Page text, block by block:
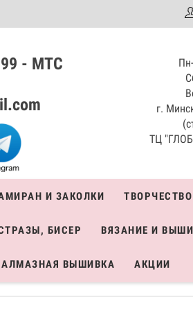
- МТС
г.
ТЦ
И ЗАКОЛКИ ТВОРЧЕСТВО
БИСЕР ВЯЗАНИЕ И
АЛМАЗНАЯ ВЫШИВКА АКЦИИ